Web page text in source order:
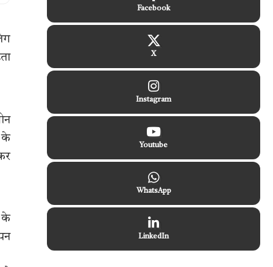
के
के
Facebook
X
Instagram
Youtube
WhatsApp
LinkedIn